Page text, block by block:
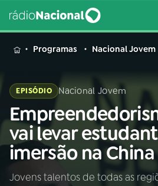
MENU
Buscar
na
Rádio
Nacional
Buscar
AO VIVO
Programas Nacional Jovem
EPISÓDIO Nacional Jovem
vai levar
imersão na China
Jovens talentos de todas as